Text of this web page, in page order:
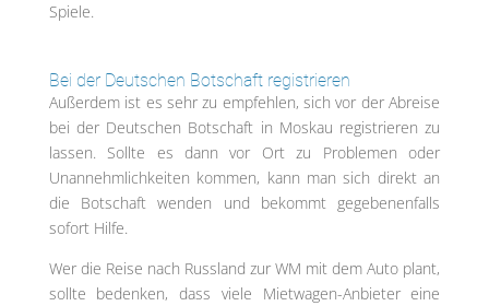
Spiele.
Bei der Deutschen Botschaft registrieren
Außerdem ist es sehr zu empfehlen, sich vor der Abreise
bei der Deutschen Botschaft in Moskau registrieren zu
lassen. Sollte es dann vor Ort zu Problemen oder
Unannehmlichkeiten kommen, kann man sich direkt an
die Botschaft wenden und bekommt gegebenenfalls
sofort Hilfe.
Wer die Reise nach Russland zur WM mit dem Auto plant,
sollte bedenken, dass viele Mietwagen-Anbieter eine